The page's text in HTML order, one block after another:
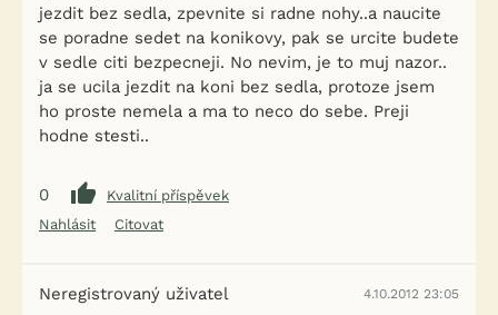
jezdit bez sedla, zpevnite si radne nohy..a naucite
se poradne sedet na konikovy, pak se urcite budete
v sedle citi bezpecneji. No nevim, je to muj nazor..
ja se ucila jezdit na koni bez sedla, protoze jsem
ho proste nemela a ma to neco do sebe. Preji
hodne stesti..
0
Kvalitní příspěvek
Nahlásit
Citovat
Neregistrovaný uživatel 4.10.2012 23:05